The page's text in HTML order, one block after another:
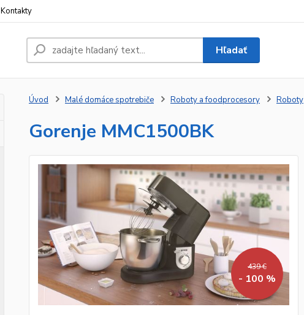
Kontakty
Hľadať
Úvod Malé domáce spotrebiče Roboty a foodprocesory Roboty
Gorenje MMC1500BK
439 €
- 100 %